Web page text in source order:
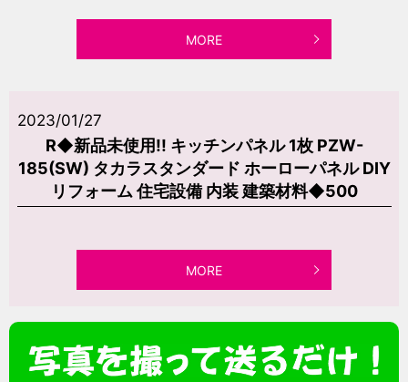
MORE
2023/01/27
R◆新品未使用!! キッチンパネル 1枚 PZW-
185(SW) タカラスタンダード ホーローパネル DIY
リフォーム 住宅設備 内装 建築材料◆500
MORE